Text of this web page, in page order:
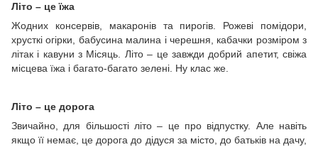
Літо – це їжа
Жодних консервів, макаронів та пирогів. Рожеві помідори,
хрусткі огірки, бабусина малина і черешня, кабачки розміром з
літак і кавуни з Місяць. Літо – це завжди добрий апетит, свіжа
місцева їжа і багато-багато зелені. Ну клас же.
Літо – це дорога
Звичайно, для більшості літо – це про відпустку. Але навіть
якщо її немає, це дорога до дідуся за місто, до батьків на дачу,